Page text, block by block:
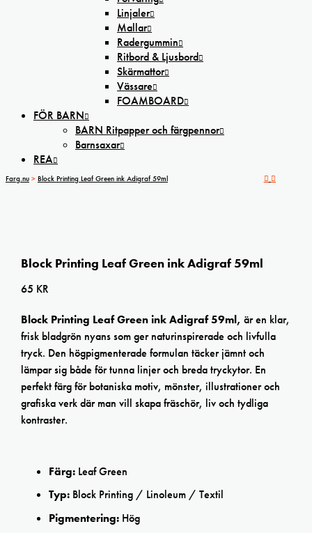
Linjaler
Mallar
Radergummin
Ritbord & Ljusbord
Skärmattor
Vässare
FOAMBOARD
FÖR BARN
BARN Ritpapper och färgpennor
Barnsaxar
REA
Farg.nu > Block Printing Leaf Green ink Adigraf 59ml
Block Printing Leaf Green ink Adigraf 59ml
65 KR
Block Printing Leaf Green ink Adigraf 59ml, är en klar,
frisk bladgrön nyans som ger naturinspirerade och livfulla
tryck. Den högpigmenterade formulan täcker jämnt och
lämpar sig både för tunna linjer och breda tryckytor. En
perfekt färg för botaniska motiv, mönster, illustrationer och
grafiska verk där man vill skapa fräschör, liv och tydliga
kontraster.
Färg: Leaf Green
Typ: Block Printing / Linoleum / Textil
Pigmentering: Hög